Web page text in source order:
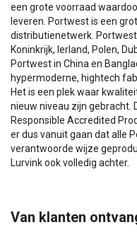
een grote voorraad
leveren. Portwest is een
distributienetwerk.
Koninkrijk, Ierland, Polen,
Portwest in China en
hypermoderne, hightech
Het is een plek waar
nieuw niveau zijn gebracht.
Responsible Accredited
er dus vanuit gaan dat alle
verantwoorde wijze
Lurvink ook volledig achter.
Van klanten